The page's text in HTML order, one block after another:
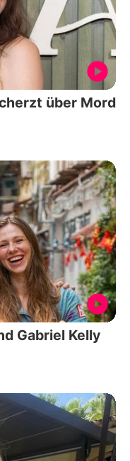
über Mord
Gabriel Kelly